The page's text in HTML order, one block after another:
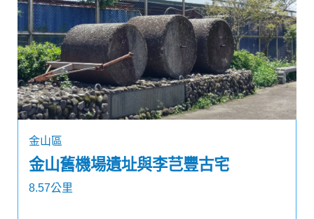
金山區
金山舊機場遺址與李芑豐古宅
8.57公里